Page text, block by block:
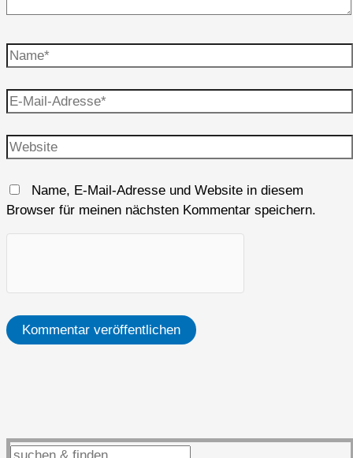
Name*
E-
Mail-
Adresse*
Website
Name, E-Mail-Adresse und Website in diesem
Browser für meinen nächsten Kommentar speichern.